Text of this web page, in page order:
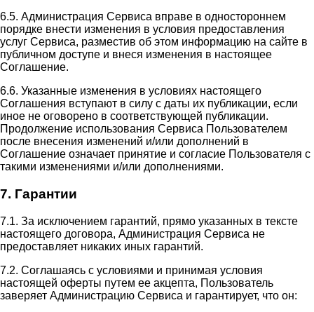
6.5. Администрация Сервиса вправе в одностороннем
порядке внести изменения в условия предоставления
услуг Сервиса, разместив об этом информацию на сайте в
публичном доступе и внеся изменения в настоящее
Соглашение.
6.6. Указанные изменения в условиях настоящего
Соглашения вступают в силу с даты их публикации, если
иное не оговорено в соответствующей публикации.
Продолжение использования Сервиса Пользователем
после внесения изменений и/или дополнений в
Соглашение означает принятие и согласие Пользователя с
такими изменениями и/или дополнениями.
7. Гарантии
7.1. За исключением гарантий, прямо указанных в тексте
настоящего договора, Администрация Сервиса не
предоставляет никаких иных гарантий.
7.2. Соглашаясь с условиями и принимая условия
настоящей оферты путем ее акцепта, Пользователь
заверяет Администрацию Сервиса и гарантирует, что он: